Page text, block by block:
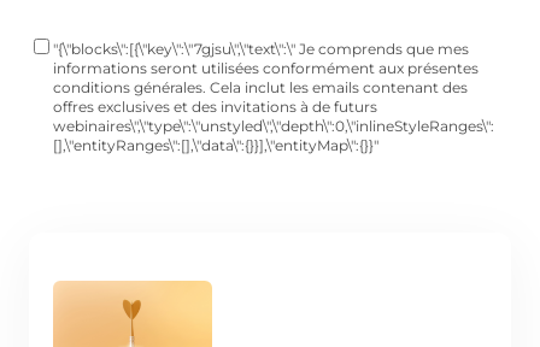
"{\"blocks\":[{\"key\":\"7gjsu\",\"text\":\" Je comprends que mes
informations seront utilisées conformément aux présentes
conditions générales. Cela inclut les emails contenant des
offres exclusives et des invitations à de futurs
webinaires\",\"type\":\"unstyled\",\"depth\":0,\"inlineStyleRanges\":
[],\"entityRanges\":[],\"data\":{}}],\"entityMap\":{}}"